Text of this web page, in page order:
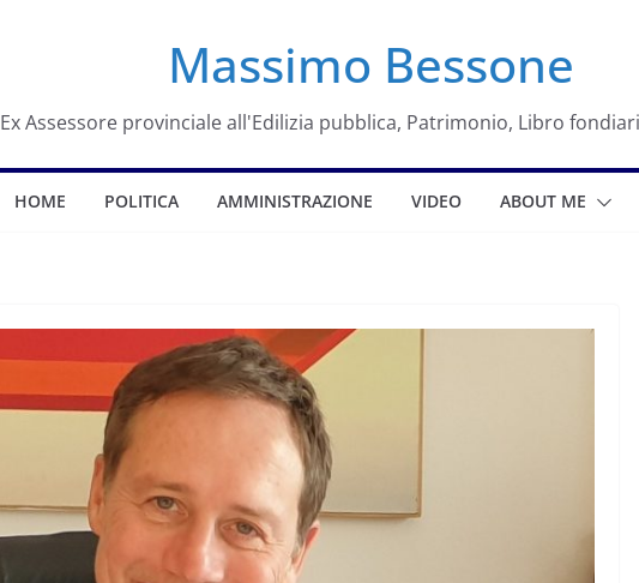
Massimo Bessone
Ex Assessore provinciale all'Edilizia pubblica, Patrimonio, Libro
HOME POLITICA AMMINISTRAZIONE VIDEO ABOUT ME